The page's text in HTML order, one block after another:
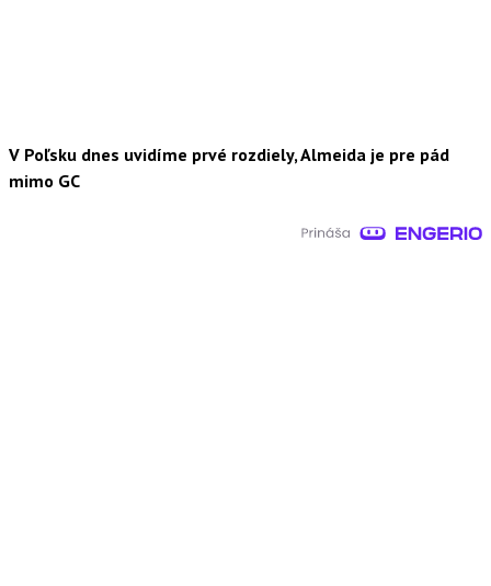
V Poľsku dnes uvidíme prvé rozdiely, Almeida je pre pád
mimo GC